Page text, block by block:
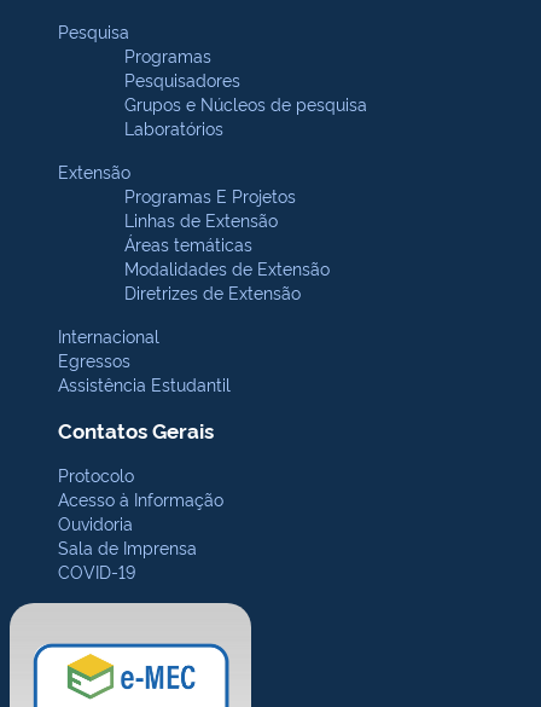
Pesquisa
Programas
Pesquisadores
Grupos e Núcleos de pesquisa
Laboratórios
Extensão
Programas E Projetos
Linhas de Extensão
Áreas temáticas
Modalidades de Extensão
Diretrizes de Extensão
Internacional
Egressos
Assistência Estudantil
Contatos Gerais
Protocolo
Acesso à Informação
Ouvidoria
Sala de Imprensa
COVID-19